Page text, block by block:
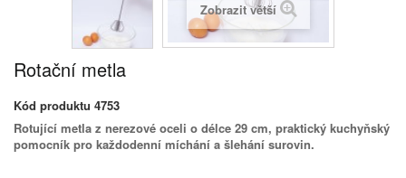
Zobrazit větší
Rotační metla
Kód produktu 4753
Rotující metla z nerezové oceli o délce 29 cm, praktický kuchyňský
pomocník pro každodenní míchání a šlehání surovin.